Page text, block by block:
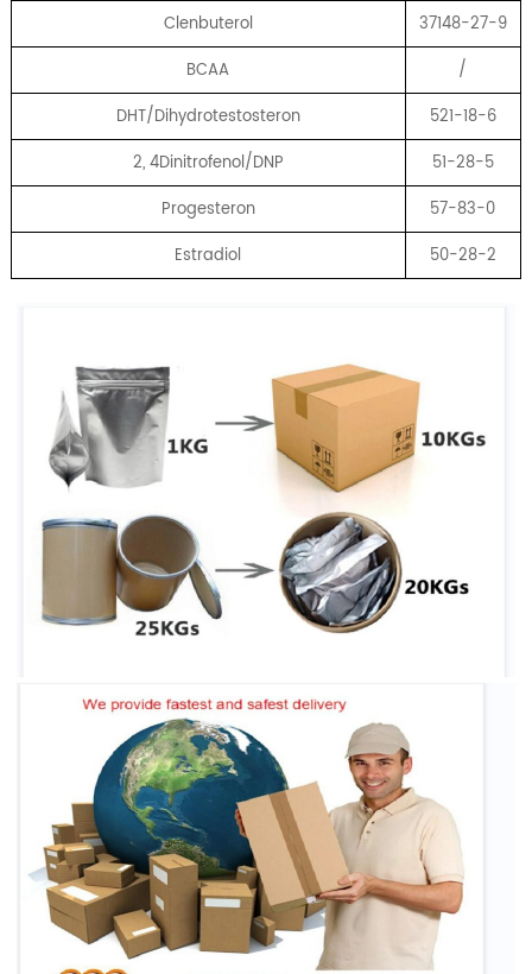
Clenbuterol
37148-27-9
BCAA
/
DHT/Dihydrotestosteron
521-18-6
2, 4Dinitrofenol/DNP
51-28-5
Progesteron
57-83-0
Estradiol
50-28-2